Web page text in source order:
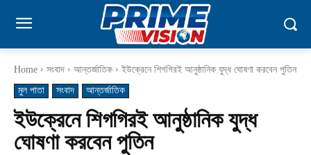
Home সংবাদ আন্তর্জাতিক
ইউক্রেনে শিগগিরই আনুষ্ঠানিক যুদ্ধ ঘোষণা করবেন পুতিন
মুল পাতা
সংবাদ আন্তর্জাতিক
ইউক্রেনে শিগগিরই আনুষ্ঠানিক যুদ্ধ
ঘোষণা করবেন পুতিন